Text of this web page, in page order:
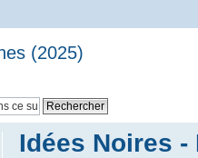
(2025)
Idées Noires -